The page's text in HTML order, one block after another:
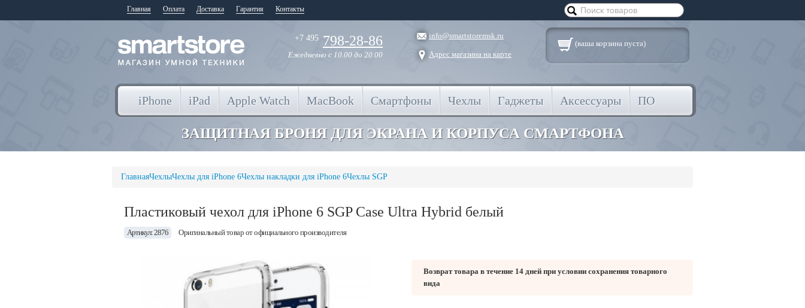
Главная Оплата Доставка Гарантия Контакты
+7 495 798-28-86
Ежедневно с 10.00 до 20.00
info@smartstoremsk.ru
Адрес магазина на карте
(ваша корзина пуста)
iPhone iPad Apple Watch MacBook Смартфоны Чехлы Гаджеты Аксессуары ПО
ЗАЩИТНАЯ БРОНЯ ДЛЯ ЭКРАНА И КОРПУСА СМАРТФОНА
ГлавнаяЧехлыЧехлы для iPhone 6Чехлы накладки для iPhone 6Чехлы SGP
Пластиковый чехол для iPhone 6 SGP Case Ultra Hybrid белый
Артикул: 2876 Оригинальный товар от официального производителя
Возврат товара в течение 14 дней при условии сохранения товарного
вида